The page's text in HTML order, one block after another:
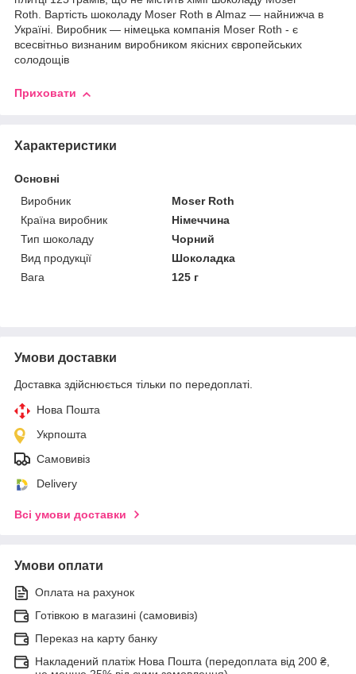
Roth. Вартість шоколаду Moser Roth в Almaz — найнижча в
Україні. Виробник — німецька компанія Moser Roth - є
всесвітньо визнаним виробником якісних європейських
солодощів
Приховати
Характеристики
Основні
Виробник
Moser Roth
Країна виробник
Німеччина
Тип шоколаду
Чорний
Вид продукції
Шоколадка
Вага
125 г
Умови доставки
Доставка здійснюється тільки по передоплаті.
Нова Пошта
Укрпошта
Самовивіз
Delivery
Всі умови доставки
Умови оплати
Оплата на рахунок
Готівкою в магазині (самовивіз)
Переказ на карту банку
Накладений платіж Нова Пошта (передоплата від 200 ₴,